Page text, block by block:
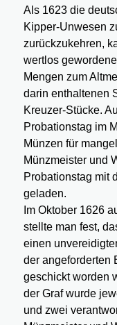
Als 1623 die
Kipper-Unwesen
zurückzukehren,
wertlos
Mengen zum
darin enthaltenen
Kreuzer-Stücke.
Probationstag im
Münzen für
Münzmeister und
Probationstag mit
geladen.
Im Oktober 1626
stellte man fest,
einen
der angeforderten
geschickt worden
der Graf wurde
und zwei